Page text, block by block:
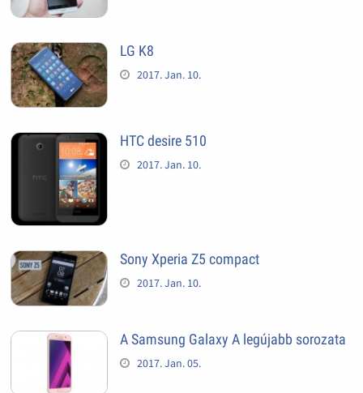
LG K8
2017. Jan. 10.
HTC desire 510
2017. Jan. 10.
Sony Xperia Z5 compact
2017. Jan. 10.
A Samsung Galaxy A legújabb sorozata
2017. Jan. 05.